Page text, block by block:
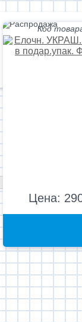
Код
Цена: